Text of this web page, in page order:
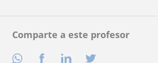
Comparte a este profesor